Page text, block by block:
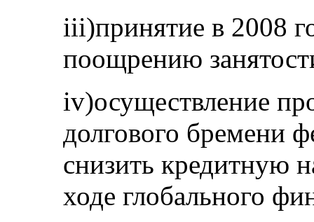
iii)принятие в 2008
поощрению
iv)осуществление
долгового бремени
снизить кредитную
ходе глобального